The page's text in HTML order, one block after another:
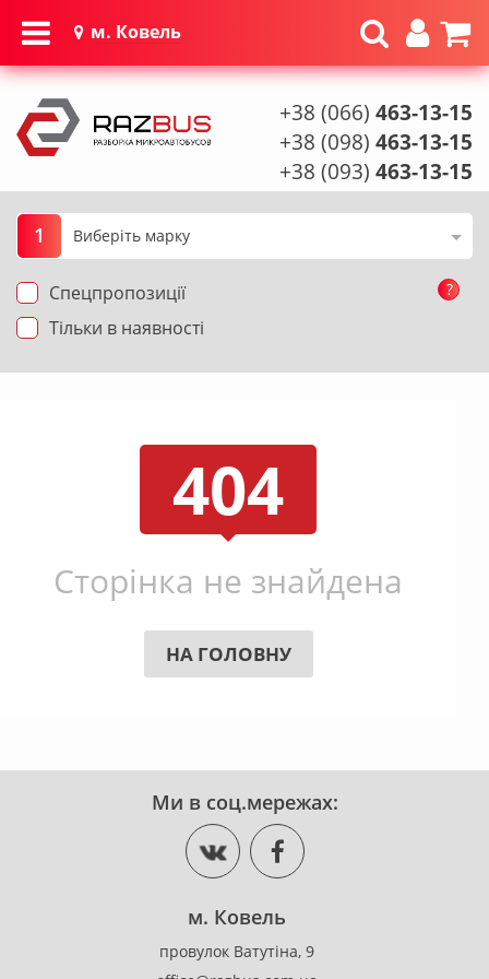
м. Ковель
+38 (066) 463-13-15
+38 (098) 463-13-15
+38 (093) 463-13-15
1
Спецпропозиції
Тільки в наявності
?
404
Сторінка не знайдена
НА ГОЛОВНУ
Ми в соц.мережах:
м. Ковель
провулок Ватутіна, 9